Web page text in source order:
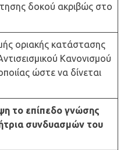
δοκού ακριβώς στο
οριακής κατάστασης
Κανονισμού
ώστε να δίνεται
το επίπεδο γνώσης
συνδυασμών του